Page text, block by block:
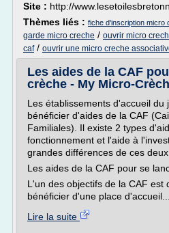
Site : http://
Thèmes liés : fiche d'inscription micro
garde micro creche / ouvrir micro
caf/ ouvrir une micro creche
Les aides de la CAF
crèche - My Micro-
Les établissements d'accueil du
bénéficier d'aides de la CAF
Familiales). Il existe 2 types
fonctionnement et l'aide à
grandes différences de ces
Les aides de la CAF pour se
L'un des objectifs de la CAF est
bénéficier d'une place d'accueil...
Lire la suite